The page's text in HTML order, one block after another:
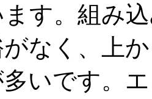
ます。組み
なく、上
いです。